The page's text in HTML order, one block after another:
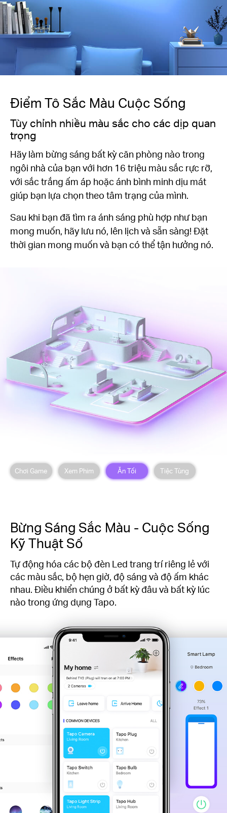
Điểm Tô Sắc Màu Cuộc Sống
Tùy chỉnh nhiều màu sắc cho các dịp quan
trọng
Hãy làm bừng sáng bất kỳ căn phòng nào trong
ngôi nhà của bạn với hơn 16 triệu màu sắc rực rỡ,
với sắc trắng ấm áp hoặc ánh bình minh dịu mát
giúp bạn lựa chọn theo tâm trạng của mình.
Sau khi bạn đã tìm ra ánh sáng phù hợp như bạn
mong muốn, hãy lưu nó, lên lịch và sẵn sàng! Đặt
thời gian mong muốn và bạn có thể tận hưởng nó.
Chơi Game Xem Phim Ăn Tối Tiệc Tùng
Bừng Sáng Sắc Màu - Cuộc Sống
Kỹ Thuật Số
Tự động hóa các bộ đèn Led trang trí riêng lẻ với
các màu sắc, bộ hẹn giờ, độ sáng và độ ấm khác
nhau. Điều khiển chúng ở bất kỳ đâu và bất kỳ lúc
nào trong ứng dụng Tapo.